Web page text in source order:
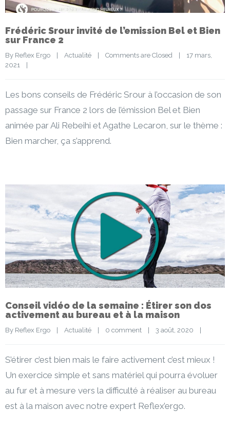
Frédéric Srour invité de l’emission Bel et Bien
sur France 2
By Reflex Ergo | Actualité | Comments are Closed |
17 mars,
2021 |
Les bons conseils de Frédéric Srour à l’occasion de son
passage sur France 2 lors de l’émission Bel et Bien
animée par Ali Rebeihi et Agathe Lecaron, sur le thème :
Bien marcher, ça s’apprend.
Conseil vidéo de la semaine : Étirer son dos
activement au bureau et à la maison
By Reflex Ergo Actualité 0 comment 3 août, 2020
S’étirer c’est bien mais le faire activement c’est mieux !
Un exercice simple et sans matériel qui pourra évoluer
au fur et à mesure vers la difficulté à réaliser au bureau
est à la maison avec notre expert Reflex’ergo.